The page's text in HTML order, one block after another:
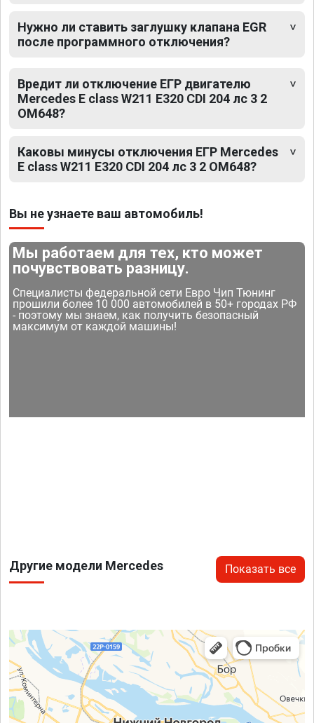
Нужно ли ставить заглушку клапана EGR
после программного отключения?
Вредит ли отключение ЕГР двигателю
Mercedes E class W211 E320 CDI 204 лс 3 2
OM648?
Каковы минусы отключения ЕГР Mercedes
E class W211 E320 CDI 204 лс 3 2 OM648?
Вы не узнаете ваш автомобиль!
Мы работаем для тех, кто может
почувствовать разницу.
Специалисты федеральной сети Евро Чип Тюнинг
прошили более 10 000 автомобилей в 50+ городах РФ
- поэтому мы знаем, как получить безопасный
максимум от каждой машины!
Другие модели Mercedes Показать все